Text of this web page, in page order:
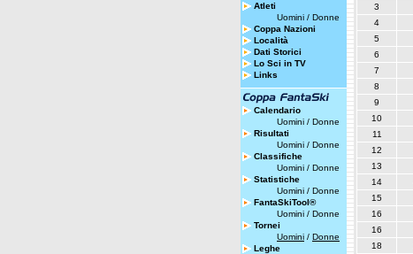
Atleti
Uomini / Donne
Coppa Nazioni
Località
Dati Storici
Lo Sci in TV
Links
Calendario
Uomini / Donne
Risultati
Uomini / Donne
Classifiche
Uomini / Donne
Statistiche
Uomini / Donne
FantaSkiTool®
Uomini / Donne
Tornei
Uomini / Donne
Leghe
3
4
5
6
7
8
9
10
11
12
13
14
15
16
16
18